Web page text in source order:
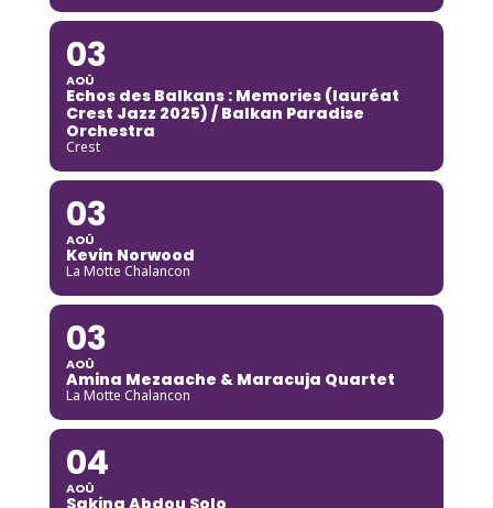
03
AOÛ
Echos des Balkans : Memories (lauréat
Crest Jazz 2025) / Balkan Paradise
Orchestra
Crest
03
AOÛ
Kevin Norwood
La Motte Chalancon
03
AOÛ
Amina Mezaache & Maracuja Quartet
La Motte Chalancon
04
AOÛ
Sakina Abdou Solo